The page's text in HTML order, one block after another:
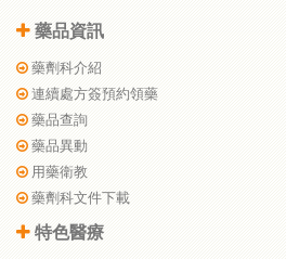
藥品資訊
藥劑科介紹
連續處方簽預約領藥
藥品查詢
藥品異動
用藥衛教
藥劑科文件下載
特色醫療